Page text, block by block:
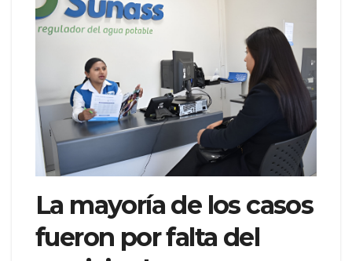
La mayoría de los casos
fueron por falta del